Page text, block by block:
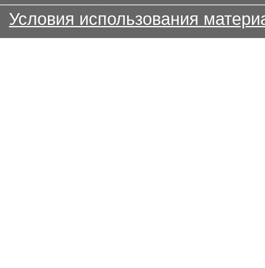
Условия использования